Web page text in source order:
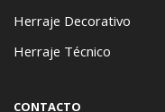
Herraje Decorativo
Herraje Técnico
CONTACTO